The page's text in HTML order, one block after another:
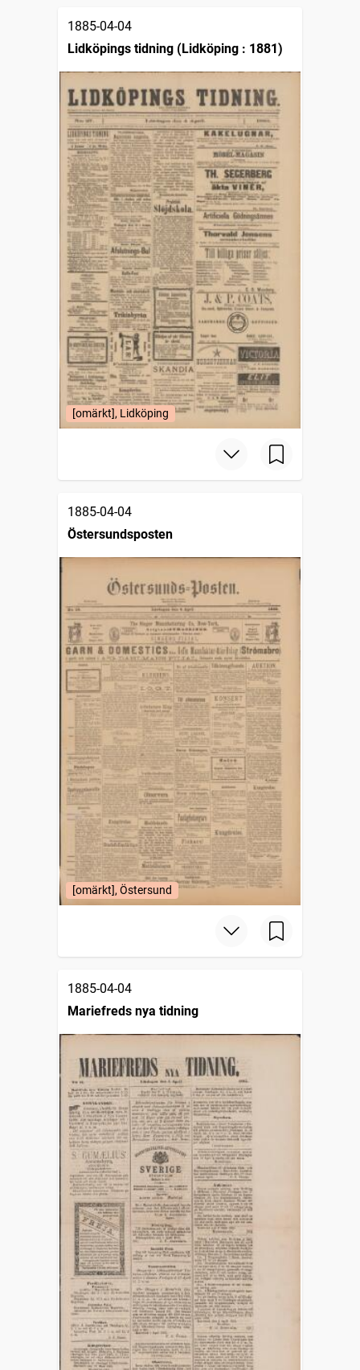
1885-04-04
Lidköpings tidning (Lidköping : 1881)
[omärkt], Lidköping
1885-04-04
Östersundsposten
[omärkt], Östersund
1885-04-04
Mariefreds nya tidning